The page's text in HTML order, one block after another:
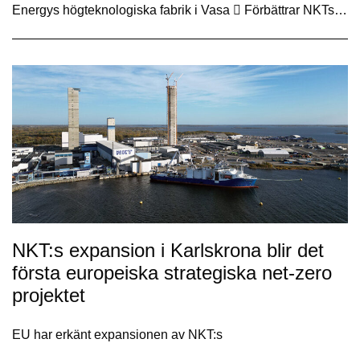
Energys högteknologiska fabrik i Vasa  Förbättrar NKTs…
NKT:s expansion i Karlskrona blir det
första europeiska strategiska net-zero
projektet
EU har erkänt expansionen av NKT:s